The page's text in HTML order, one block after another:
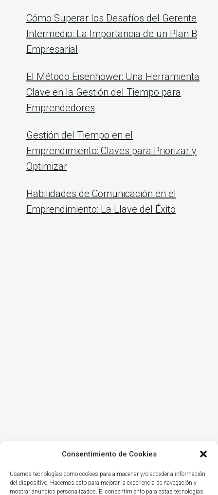
Consentimiento de Cookies
Usamos tecnologías como cookies para almacenar y/o acceder a información
del dispositivo. Hacemos esto para mejorar la experiencia de navegación y
mostrar anuncios personalizados. El consentimiento para estas tecnologías
Cómo Superar los Desafíos del Gerente
Intermedio: La Importancia de un Plan B
Empresarial
El Método Eisenhower: Una Herramienta
Clave en la Gestión del Tiempo para
Emprendedores
Gestión del Tiempo en el
Emprendimiento: Claves para Priorizar y
Optimizar
Habilidades de Comunicación en el
Emprendimiento: La Llave del Éxito